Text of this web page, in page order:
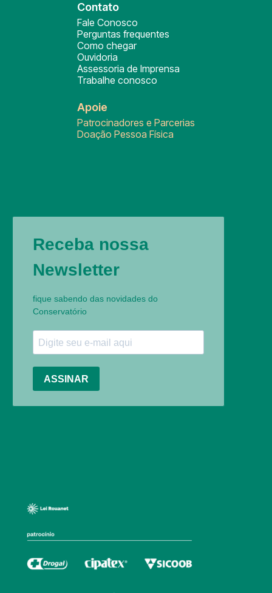
Contato
Fale Conosco
Perguntas frequentes
Como chegar
Ouvidoria
Assessoria de Imprensa
Trabalhe conosco
Apoie
Patrocinadores e Parcerias
Doação Pessoa Física